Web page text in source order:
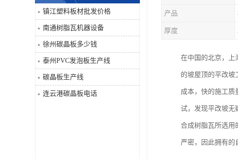
PVC仿大理石板生产线
镇江塑料板材批发价格
南通树脂瓦机器设备
徐州碳晶板多少钱
泰州PVC发泡板生产线
碳晶板生产线
连云港碳晶板电话
产品
厚度
在中国的北京，上
的坡屋顶的平改坡
成本，快的施工质
试，发现平改坡无
合成树脂瓦所选用
严密，因此拥有的